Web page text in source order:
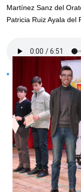
Martínez Sanz del
Patricia Ruiz Ayala del